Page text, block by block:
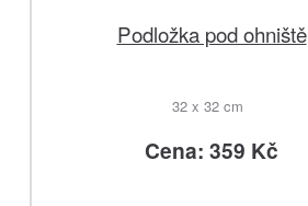
Podložka pod ohniště
32 x 32 cm
Cena: 359 Kč